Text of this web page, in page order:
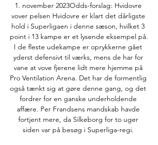
1. november 2023Odds-forslag: Hvidovre
vover pelsen Hvidovre er klart det dårligste
hold i Superligaen i denne sæson, hvilket 3
point i 13 kampe er et lysende eksempel på.
I de fleste udekampe er oprykkerne gået
yderst defensivt til værks, mens de har for
vane at vove fjerene lidt mere hjemme på
Pro Ventilation Arena. Det har de formentlig
også tænkt sig at gøre denne gang, og det
fordrer for en ganske underholdende
affære. Per Frandsens mandskab havde
fortjent mere, da Silkeborg for to uger
siden var på besøg i Superliga-regi.